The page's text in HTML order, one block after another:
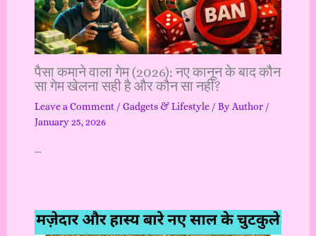
पैसा कमाने वाला गेम (2026): नए कानून के बाद कौन
सा गेम खेलना सही है और कौन सा नहीं?
Leave a Comment / Gadgets & Lifestyle/ By Author /
January 25, 2026
…